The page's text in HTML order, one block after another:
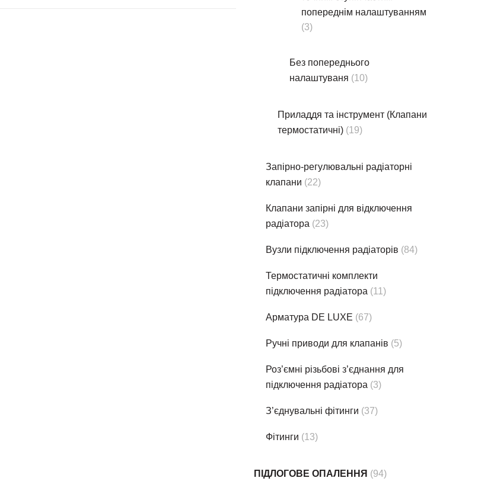
попереднім налаштуванням
(3)
Без попереднього
налаштуваня (10)
Приладдя та інструмент (Клапани
термостатичні) (19)
Запірно-регулювальні радіаторні
клапани (22)
Клапани запірні для відключення
радіатора (23)
Вузли підключення радіаторів (84)
Термостатичнi комплекти
підключення радіатора (11)
Арматура DE LUXE (67)
Ручні приводи для клапанів (5)
Роз’ємні різьбові з’єднання для
підключення радіатора (3)
З’єднувальні фітинги (37)
Фітинги (13)
ПІДЛОГОВЕ ОПАЛЕННЯ (94)